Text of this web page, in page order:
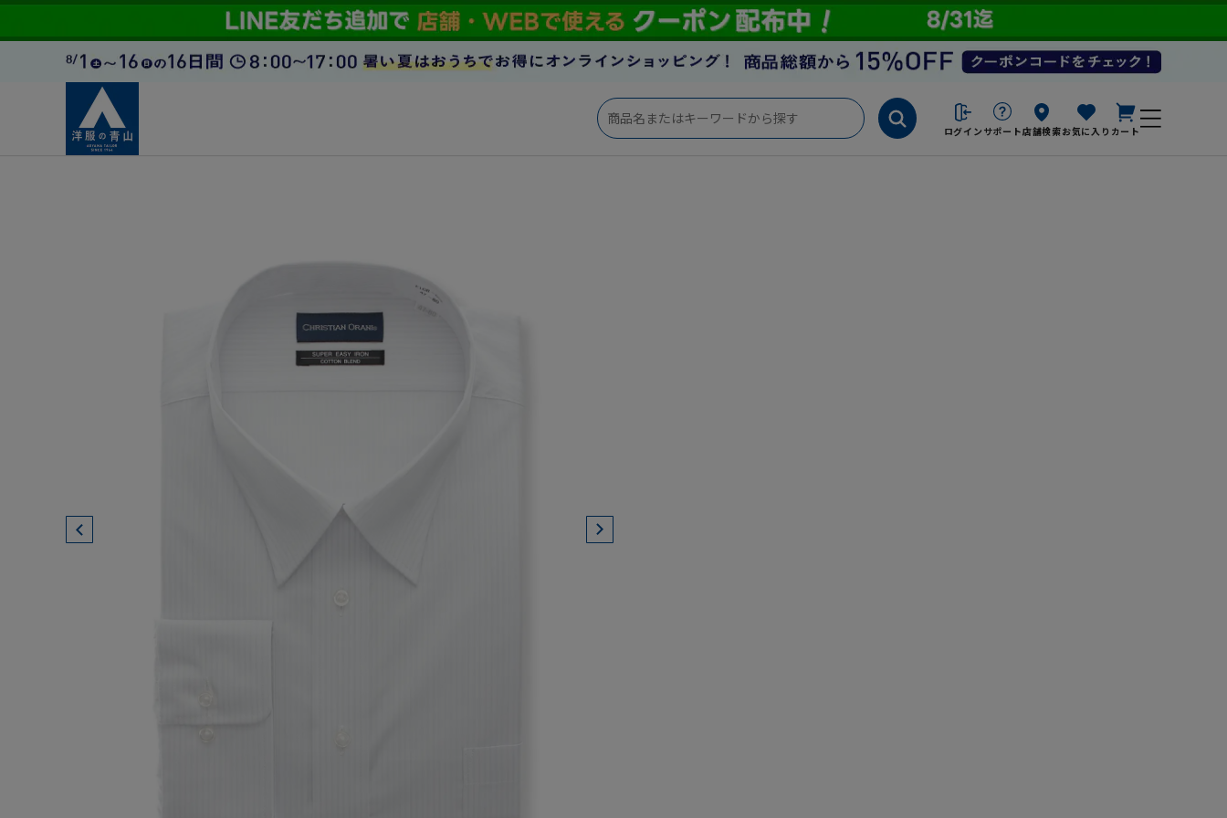
ログイン サポート店舗検索お気に入り カート